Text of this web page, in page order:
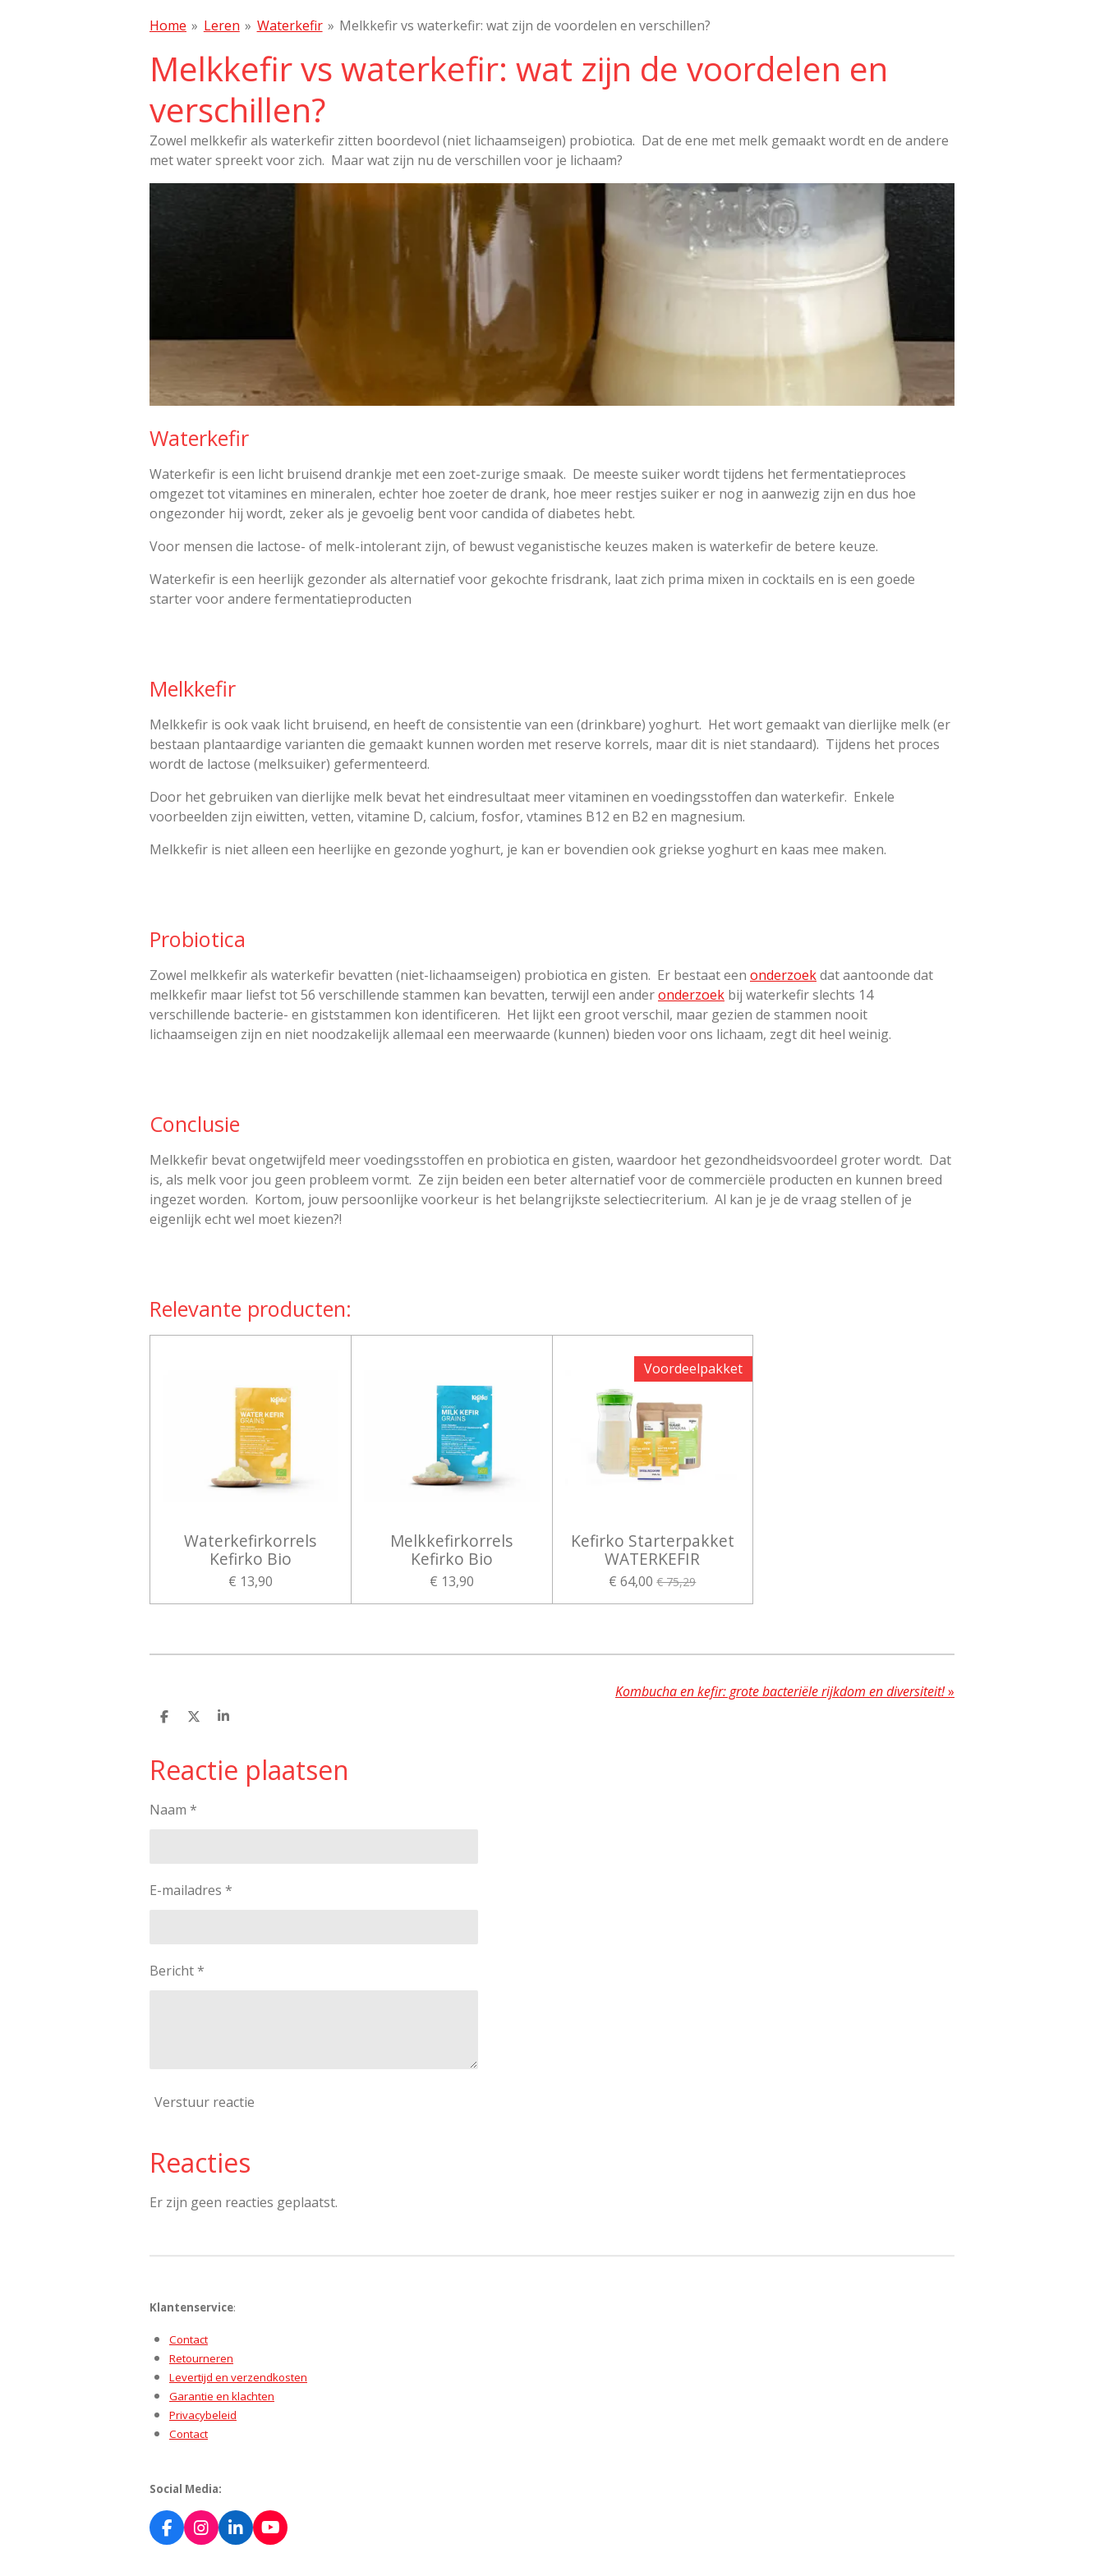
Home » Leren » Waterkefir » Melkkefir vs waterkefir: wat zijn de voordelen en verschillen?
Melkkefir vs waterkefir: wat zijn de voordelen en
verschillen?
Zowel melkkefir als waterkefir zitten boordevol (niet lichaamseigen) probiotica. Dat de ene met melk gemaakt wordt en de andere
met water spreekt voor zich. Maar wat zijn nu de verschillen voor je lichaam?
Waterkefir
Waterkefir is een licht bruisend drankje met een zoet-zurige smaak. De meeste suiker wordt tijdens het fermentatieproces
omgezet tot vitamines en mineralen, echter hoe zoeter de drank, hoe meer restjes suiker er nog in aanwezig zijn en dus hoe
ongezonder hij wordt, zeker als je gevoelig bent voor candida of diabetes hebt.
Voor mensen die lactose- of melk-intolerant zijn, of bewust veganistische keuzes maken is waterkefir de betere keuze.
Waterkefir is een heerlijk gezonder als alternatief voor gekochte frisdrank, laat zich prima mixen in cocktails en is een goede
starter voor andere fermentatieproducten
Melkkefir
Melkkefir is ook vaak licht bruisend, en heeft de consistentie van een (drinkbare) yoghurt. Het wort gemaakt van dierlijke melk (er
bestaan plantaardige varianten die gemaakt kunnen worden met reserve korrels, maar dit is niet standaard). Tijdens het proces
wordt de lactose (melksuiker) gefermenteerd.
Door het gebruiken van dierlijke melk bevat het eindresultaat meer vitaminen en voedingsstoffen dan waterkefir. Enkele
voorbeelden zijn eiwitten, vetten, vitamine D, calcium, fosfor, vtamines B12 en B2 en magnesium.
Melkkefir is niet alleen een heerlijke en gezonde yoghurt, je kan er bovendien ook griekse yoghurt en kaas mee maken.
Probiotica
Zowel melkkefir als waterkefir bevatten (niet-lichaamseigen) probiotica en gisten. Er bestaat een onderzoekdat aantoonde dat
melkkefir maar liefst tot 56 verschillende stammen kan bevatten, terwijl een anderonderzoek bij waterkefir slechts 14
verschillende bacterie- en giststammen kon identificeren. Het lijkt een groot verschil, maar gezien de stammen nooit
lichaamseigen zijn en niet noodzakelijk allemaal een meerwaarde (kunnen) bieden voor ons lichaam, zegt dit heel weinig.
Conclusie
Melkkefir bevat ongetwijfeld meer voedingsstoffen en probiotica en gisten, waardoor het gezondheidsvoordeel groter wordt. Dat
is, als melk voor jou geen probleem vormt. Ze zijn beiden een beter alternatief voor de commerciële producten en kunnen breed
ingezet worden. Kortom, jouw persoonlijke voorkeur is het belangrijkste selectiecriterium. Al kan je je de vraag stellen of je
eigenlijk echt wel moet kiezen?!
Relevante producten:
Waterkefirkorrels
Kefirko Bio
€ 13,90
Melkkefirkorrels
Kefirko Bio
€ 13,90
Voordeelpakket
Kefirko Starterpakket
WATERKEFIR
€ 64,00 € 75,29
Kombucha en kefir: grote bacteriële rijkdom en diversiteit!»
D
e
n
D
S
e
Reactie plaatsen
Naam *
E-mailadres *
Bericht *
Verstuur reactie
Reacties
Er zijn geen reacties geplaatst.
Klantenservice:
Contact
Retourneren
Levertijd en verzendkosten
Garantie en klachten
Privacybeleid
Contact
Social Media:
F
a
I
n
L
i
Y
o